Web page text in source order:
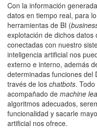
Con la información
datos en tiempo real, para
herramientas de BI (
explotación de dichos
conectadas con nuestro
inteligencia artificial nos
externo e interno, además
determinadas funciones del
través de los chatbots.
acompañado de machine
algoritmos adecuados,
funcionalidad y sacarle
artificial nos ofrece.